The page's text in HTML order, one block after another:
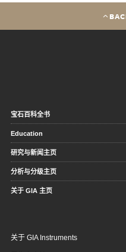
宝石百科全书
Education
研究与新闻主页
分析与分级主页
关于 GIA 主页
关于 GIA Instruments